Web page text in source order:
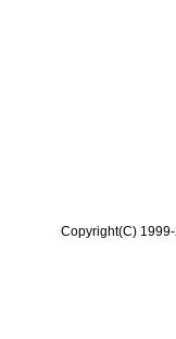
Copyright(C)